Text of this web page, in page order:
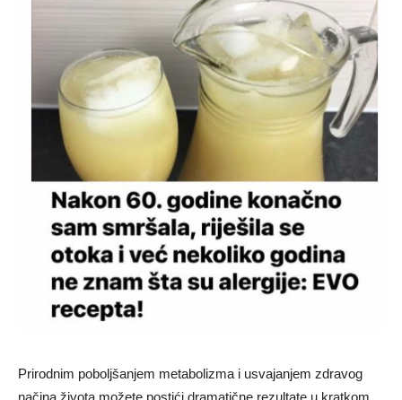
Prirodnim poboljšanjem metabolizma i usvajanjem zdravog